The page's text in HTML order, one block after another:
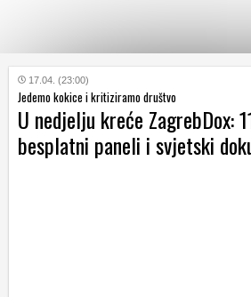
KATEGORIJE
HRVATSKI
WEB
17.04. (23:00)
Jedemo kokice i kritiziramo društvo
U nedjelju kreće ZagrebDox:
besplatni paneli i svjetski